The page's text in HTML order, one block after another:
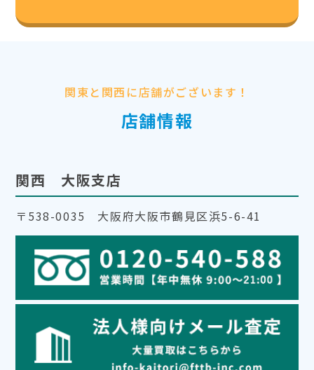
関東と関西に店舗がございます！
店舗情報
関西 大阪支店
〒538-0035 大阪府大阪市鶴見区浜5-6-41